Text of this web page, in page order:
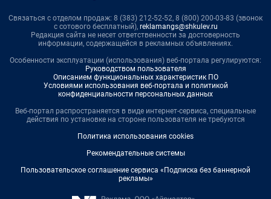
Связаться с отделом продаж: 8 (383) 212-52-52, 8 (800) 200-03-83 (звонок
с сотового бесплатный), reklamangs@shkulev.ru
Редакция сайта не несет ответственности за достоверность
информации, содержащейся в рекламных объявлениях.
Особенности эксплуатации (использования) веб-портала регулируются:
Руководством пользователя
Описанием функциональных характеристик ПО
Условиями использования веб-портала и политикой
конфиденциальности персональных данных
Веб-портал распространяется в виде интернет-сервиса, специальные
действия по установке на стороне пользователя не требуются
Политика использования cookies
Рекомендательные системы
Пользовательское соглашение сервиса «Подписка без баннерной
рекламы»